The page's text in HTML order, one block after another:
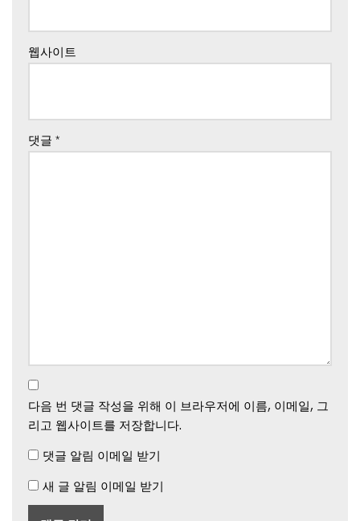
웹사이트
댓글 *
다음 번 댓글 작성을 위해 이 브라우저에 이름, 이메일, 그
리고 웹사이트를 저장합니다.
댓글 알림 이메일 받기
새 글 알림 이메일 받기